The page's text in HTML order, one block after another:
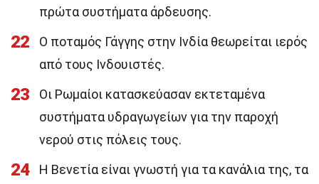
πρώτα συστήματα άρδευσης.
22
Ο ποταμός Γάγγης στην Ινδία θεωρείται ιερός
από τους Ινδουιστές.
23
Οι Ρωμαίοι κατασκεύασαν εκτεταμένα
συστήματα υδραγωγείων για την παροχή
νερού στις πόλεις τους.
24
Η Βενετία είναι γνωστή για τα κανάλια της, τα